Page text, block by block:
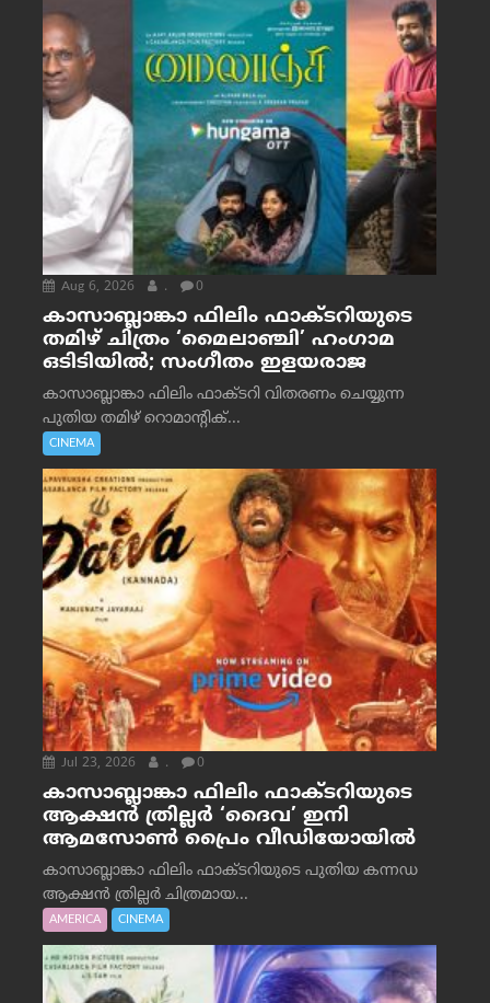
Aug 6, 2026 . 0
കാസാബ്ലാങ്കാ ഫിലിം ഫാക്ടറിയുടെ
തമിഴ് ചിത്രം ‘മൈലാഞ്ചി’ ഹംഗാമ
ഒടിടിയിൽ; സംഗീതം ഇളയരാജ
കാസാബ്ലാങ്കാ ഫിലിം ഫാക്ടറി വിതരണം ചെയ്യുന്ന
പുതിയ തമിഴ് റൊമാന്റിക്...
CINEMA
Jul 23, 2026 . 0
കാസാബ്ലാങ്കാ ഫിലിം ഫാക്ടറിയുടെ
ആക്ഷൻ ത്രില്ലർ ‘ദൈവ’ ഇനി
ആമസോൺ പ്രൈം വീഡിയോയിൽ
കാസാബ്ലാങ്കാ ഫിലിം ഫാക്ടറിയുടെ പുതിയ കന്നഡ
ആക്ഷൻ ത്രില്ലർ ചിത്രമായ...
AMERICA CINEMA